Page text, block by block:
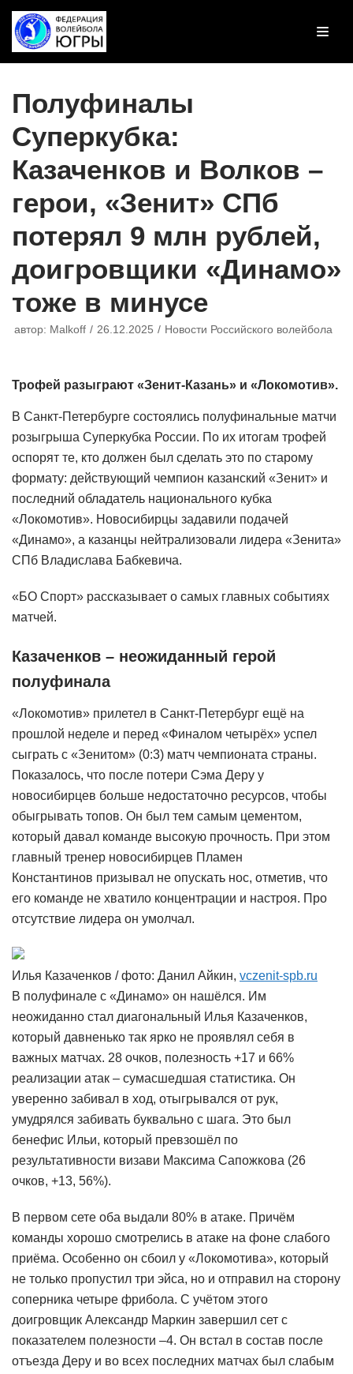
Перейти
к
Полуфиналы
Суперкубка:
Казаченков и Волков –
герои, «Зенит» СПб
потерял 9 млн рублей,
доигровщики «Динамо»
тоже в минусе
автор: Malkoff 26.12.2025 Новости Российского волейбола
Трофей разыграют «Зенит-Казань» и «Локомотив».
В Санкт-Петербурге состоялись полуфинальные матчи
розыгрыша Суперкубка России. По их итогам трофей
оспорят те, кто должен был сделать это по старому
формату: действующий чемпион казанский «Зенит» и
последний обладатель национального кубка
«Локомотив». Новосибирцы задавили подачей
«Динамо», а казанцы нейтрализовали лидера «Зенита»
СПб Владислава Бабкевича.
«БО Спорт» рассказывает о самых главных событиях
матчей.
Казаченков – неожиданный герой
полуфинала
«Локомотив» прилетел в Санкт-Петербург ещё на
прошлой неделе и перед «Финалом четырёх» успел
сыграть с «Зенитом» (0:3) матч чемпионата страны.
Показалось, что после потери Сэма Деру у
новосибирцев больше недостаточно ресурсов, чтобы
обыгрывать топов. Он был тем самым цементом,
который давал команде высокую прочность. При этом
главный тренер новосибирцев Пламен
Константинов призывал не опускать нос, отметив, что
его команде не хватило концентрации и настроя. Про
отсутствие лидера он умолчал.
Илья Казаченков / фото: Данил Айкин, vczenit-spb.ru
В полуфинале с «Динамо» он нашёлся. Им
неожиданно стал диагональный Илья Казаченков,
который давненько так ярко не проявлял себя в
важных матчах. 28 очков, полезность +17 и 66%
реализации атак – сумасшедшая статистика. Он
уверенно забивал в ход, отыгрывался от рук,
умудрялся забивать буквально с шага. Это был
бенефис Ильи, который превзошёл по
результативности визави Максима Сапожкова (26
очков, +13, 56%).
В первом сете оба выдали 80% в атаке. Причём
команды хорошо смотрелись в атаке на фоне слабого
приёма. Особенно он сбоил у «Локомотива», который
не только пропустил три эйса, но и отправил на сторону
соперника четыре фрибола. С учётом этого
доигровщик Александр Маркин завершил сет с
показателем полезности –4. Он встал в состав после
отъезда Деру и во всех последних матчах был слабым